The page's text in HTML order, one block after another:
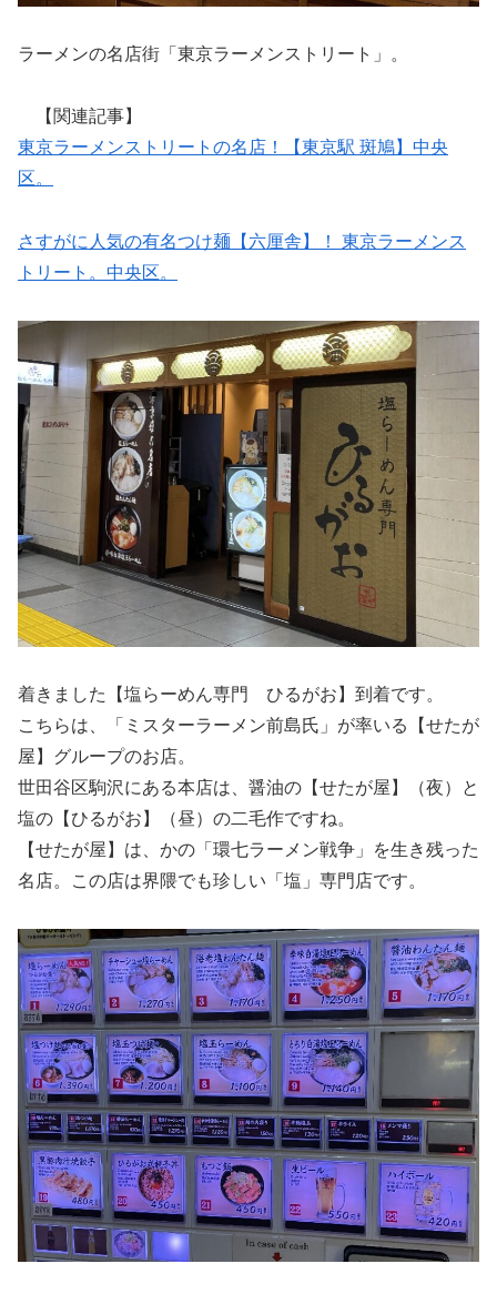
ラーメンの名店街「東京ラーメンストリート」。
【関連記事】
東京ラーメンストリートの名店！【東京駅 斑鳩】中央
区。
さすがに人気の有名つけ麺【六厘舎】！ 東京ラーメンス
トリート。中央区。
着きました【塩らーめん専門 ひるがお】到着です。
こちらは、「ミスターラーメン前島氏」が率いる【せたが
屋】グループのお店。
世田谷区駒沢にある本店は、醤油の【せたが屋】（夜）と
塩の【ひるがお】（昼）の二毛作ですね。
【せたが屋】は、かの「環七ラーメン戦争」を生き残った
名店。この店は界隈でも珍しい「塩」専門店です。